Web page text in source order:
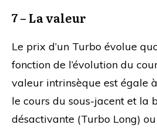
7 – La valeur
Le prix d’un Turbo évolue
fonction de l’évolution du
valeur intrinsèque est égale
le cours du sous-jacent et la
désactivante (Turbo Long)